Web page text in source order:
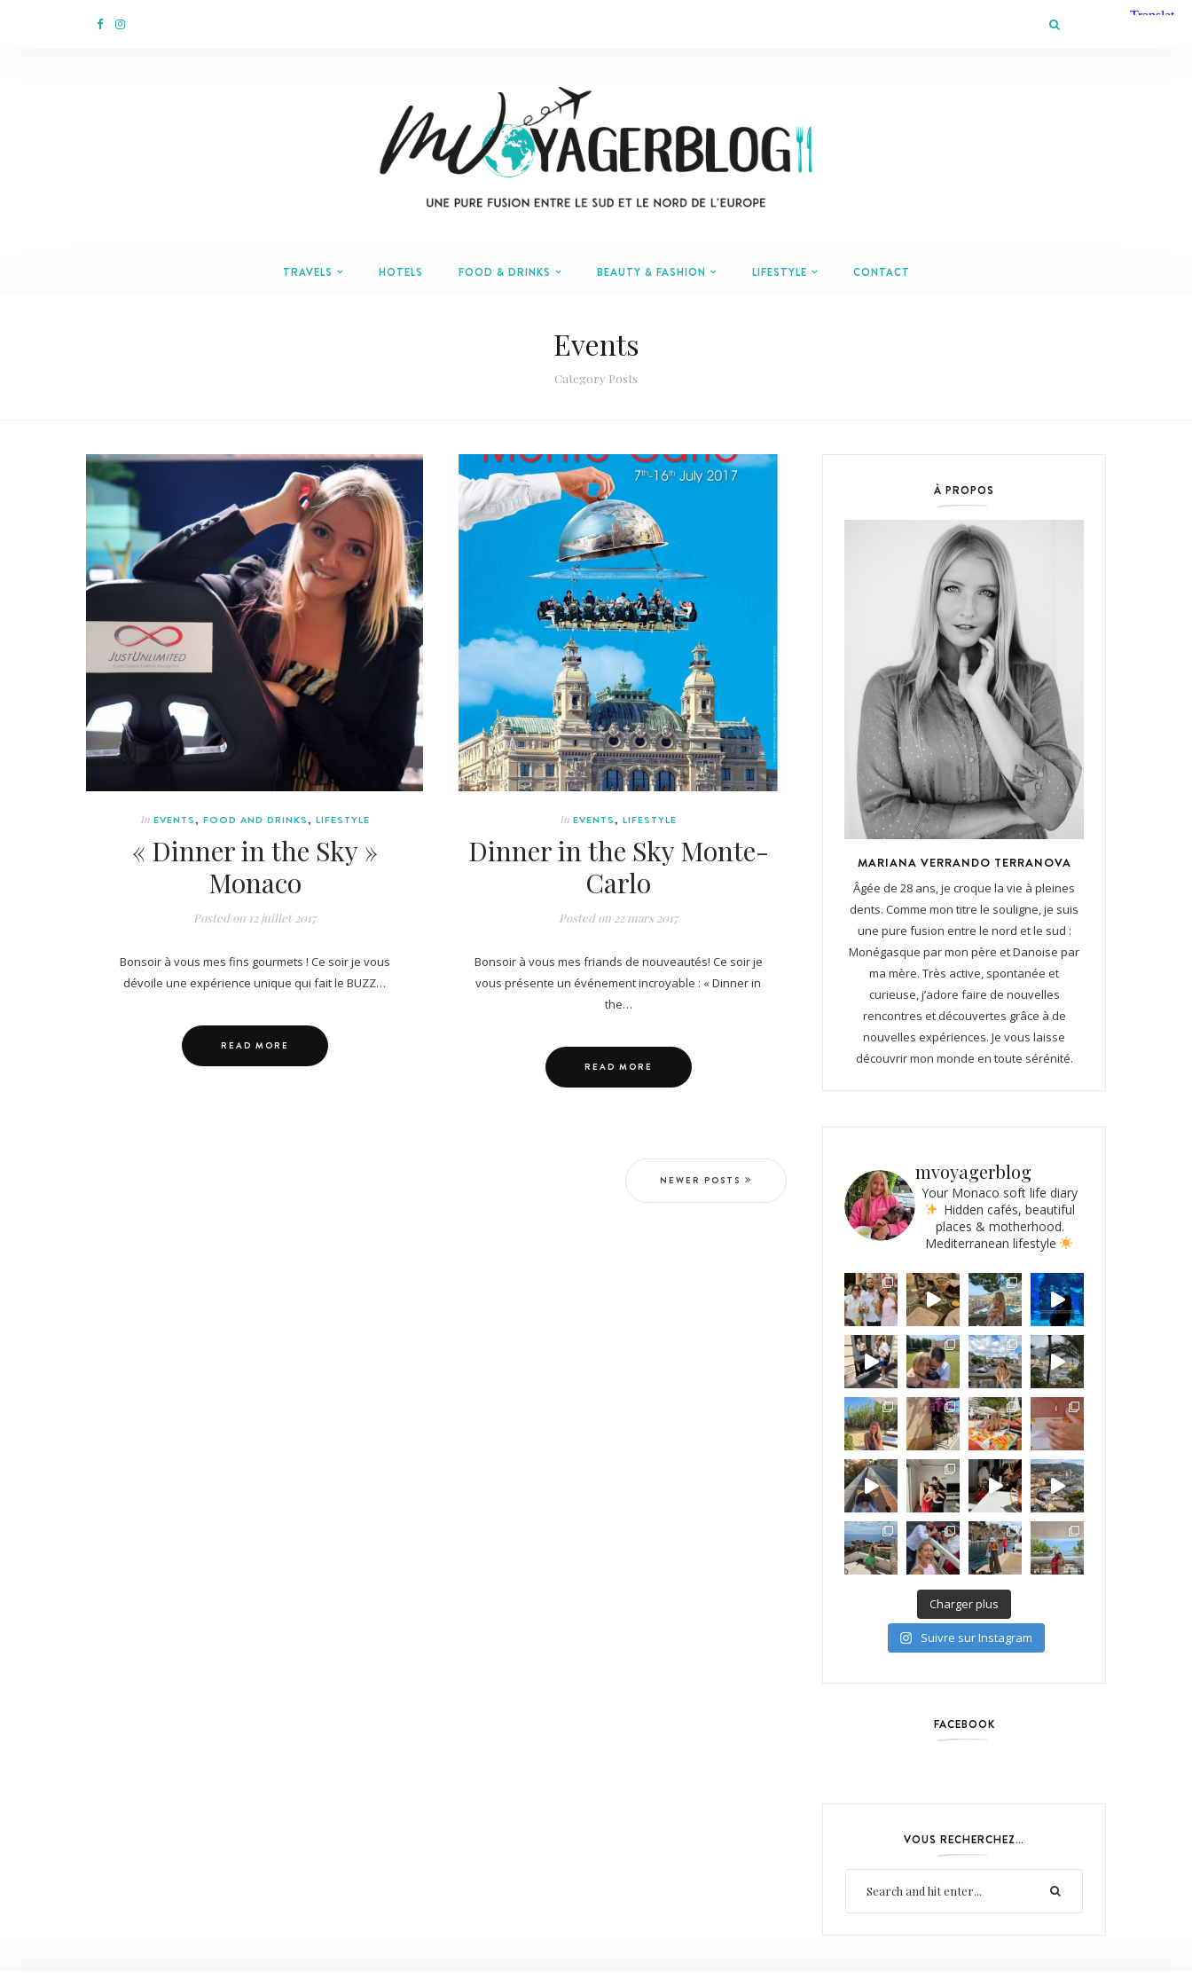
TRAVELS HOTELS FOOD & DRINKS BEAUTY & FASHION LIFESTYLE CONTACT
Events
Category Posts
In EVENTS, FOOD AND DRINKS, LIFESTYLE
« Dinner in the Sky »
Monaco
Posted on 12 juillet 2017
Bonsoir à vous mes fins gourmets ! Ce soir je vous
dévoile une expérience unique qui fait le BUZZ…
READ MORE
In EVENTS, LIFESTYLE
Dinner in the Sky Monte-
Carlo
Posted on 22 mars 2017
Bonsoir à vous mes friands de nouveautés! Ce soir je
vous présente un événement incroyable : « Dinner in
the…
READ MORE
NEWER POSTS
À PROPOS
MARIANA VERRANDO TERRANOVA
Âgée de 28 ans, je croque la vie à pleines
dents. Comme mon titre le souligne, je suis
une pure fusion entre le nord et le sud :
Monégasque par mon père et Danoise par
ma mère. Très active, spontanée et
curieuse, j’adore faire de nouvelles
rencontres et découvertes grâce à de
nouvelles expériences. Je vous laisse
découvrir mon monde en toute sérénité.
mvoyagerblog
Your Monaco soft life diary
Hidden cafés, beautiful
places & motherhood.
Mediterranean lifestyle
Charger plus
Suivre sur Instagram
FACEBOOK
VOUS RECHERCHEZ…